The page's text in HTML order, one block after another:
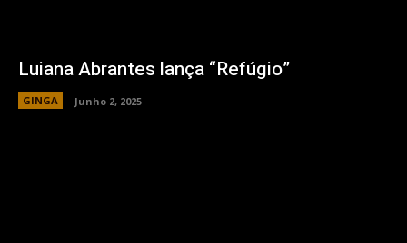
Luiana Abrantes lança “Refúgio”
GINGA Junho 2, 2025